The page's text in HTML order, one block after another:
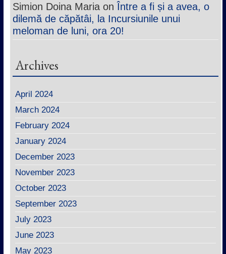
Simion Doina MariaonÎntre a fi și a avea, o
dilemă de căpătâi, la Incursiunile unui
meloman de luni, ora 20!
Archives
April 2024
March 2024
February 2024
January 2024
December 2023
November 2023
October 2023
September 2023
July 2023
June 2023
May 2023